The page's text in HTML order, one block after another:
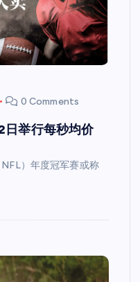
0 Comments
举行每秒均价
）年度冠军赛或称